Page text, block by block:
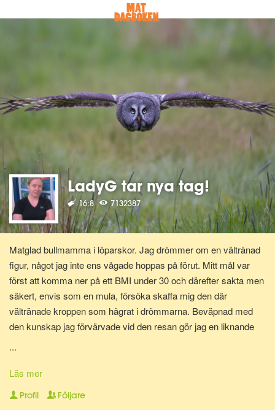
LadyG tar nya tag!
16:8 7132387
Matglad bullmamma i löparskor. Jag drömmer om en vältränad
figur, något jag inte ens vågade hoppas på förut. Mitt mål var
först att komma ner på ett BMI under 30 och därefter sakta men
säkert, envis som en mula, försöka skaffa mig den där
vältränade kroppen som hägrat i drömmarna. Beväpnad med
den kunskap jag förvärvade vid den resan gör jag en liknande
Nu för tiden är jag en av Matdagbokens mentorer, skicka ett
privat meddelande om du vill ha stöd och pepp privat eller om du
...
Läs mer
Profil Följare